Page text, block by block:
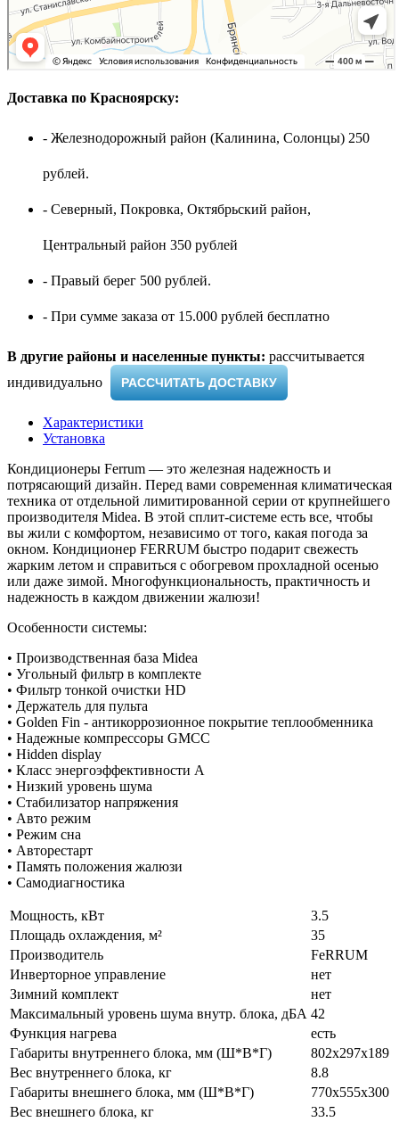
Доставка по Красноярску:
- Железнодорожный район (Калинина, Солонцы) 250
рублей.
- Северный, Покровка, Октябрьский район,
Центральный район 350 рублей
- Правый берег 500 рублей.
- При сумме заказа от 15.000 рублей бесплатно
В другие районы и населенные пункты: рассчитывается
индивидуально ​
РАССЧИТАТЬ ДОСТАВКУ
Характеристики
Установка
Кондиционеры Ferrum — это железная надежность и
потрясающий дизайн. Перед вами современная климатическая
техника от отдельной лимитированной серии от крупнейшего
производителя Midea. В этой сплит-системе есть все, чтобы
вы жили с комфортом, независимо от того, какая погода за
окном. Кондиционер FERRUM быстро подарит свежесть
жарким летом и справиться с обогревом прохладной осенью
или даже зимой. Многофункциональность, практичность и
надежность в каждом движении жалюзи!
Особенности системы:
• Производственная база Midea
• Угольный фильтр в комплекте
• Фильтр тонкой очистки HD
• Держатель для пульта
• Golden Fin - антикоррозионное покрытие теплообменника
• Надежные компрессоры GMCC
• Hidden display
• Класс энергоэффективности А
• Низкий уровень шума
• Стабилизатор напряжения
• Авто режим
• Режим сна
• Авторестарт
• Память положения жалюзи
• Самодиагностика
Мощность, кВт
3.5
Площадь охлаждения, м²
35
Производитель
FeRRUM
Инверторное управление
нет
Зимний комплект
нет
Максимальный уровень шума внутр. блока, дБА 42
Функция нагрева
есть
Габариты внутреннего блока, мм (Ш*В*Г)
802x297x189
Вес внутреннего блока, кг
8.8
Габариты внешнего блока, мм (Ш*В*Г)
770x555x300
Вес внешнего блока, кг
33.5